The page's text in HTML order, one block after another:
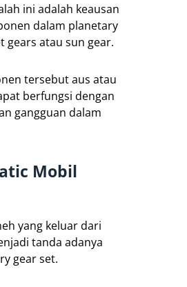
ini adalah keausan
dalam planetary
gears atau sun gear.
tersebut aus atau
berfungsi dengan
gangguan dalam
Mobil
yang keluar dari
tanda adanya
gear set.